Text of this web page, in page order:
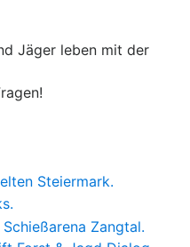
Jäger leben mit der